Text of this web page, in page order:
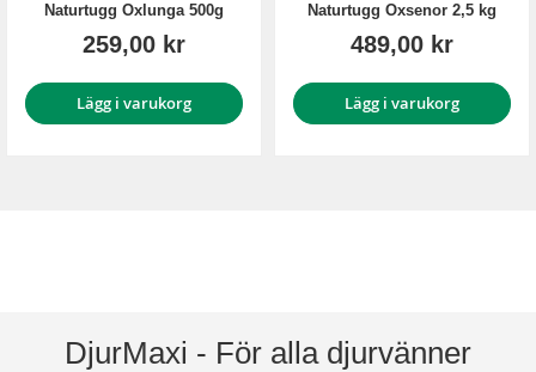
Naturtugg Oxlunga 500g
259,00 kr
Lägg i varukorg
Naturtugg Oxsenor 2,5 kg
489,00 kr
Lägg i varukorg
DjurMaxi - För alla djurvänner